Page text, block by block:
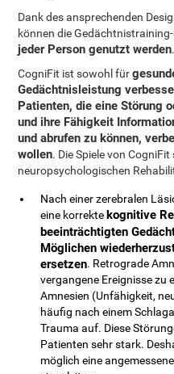
Dank des ansprechenden
können die
jeder Person genutzt werden.
CogniFit ist sowohl für
Gedächtnisleistung
Patienten, die eine Störung
und ihre Fähigkeit
und abrufen zu können,
wollen. Die Spiele von
neuropsychologischen
Nach einer zerebralen
eine korrekte kognitive
beeinträchtigten
Möglichen
ersetzen. Retrograde
vergangene Ereignisse zu
Amnesien (Unfähigkeit,
häufig nach einem
Trauma auf. Diese
Patienten sehr stark.
möglich eine